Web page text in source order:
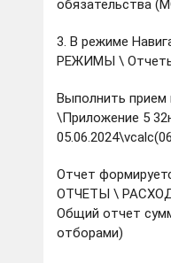
обязательства
3. В режиме
РЕЖИМЫ \
Выполнить прием
\Приложение 5
Отчет
ОТЧЕТЫ \
Общий отчет
отборами)